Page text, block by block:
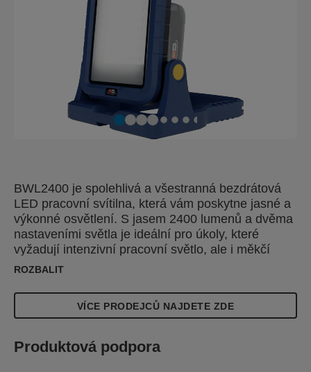
BWL2400 je spolehlivá a všestranná bezdrátová
LED pracovní svítilna, která vám poskytne jasné a
výkonné osvětlení. S jasem 2400 lumenů a dvěma
nastaveními světla je ideální pro úkoly, které
vyžadují intenzivní pracovní světlo, ale i měkčí
celkové osvětlen
ROZBALIT
VÍCE PRODEJCŮ NAJDETE ZDE
Produktová podpora